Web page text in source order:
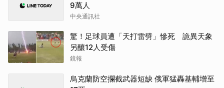
9萬人
中央通訊社
驚！足球員遭「天打雷劈」慘死 詭異天象
另釀12人受傷
鏡報
烏克蘭防空攔截武器短缺 俄軍猛轟基輔增至